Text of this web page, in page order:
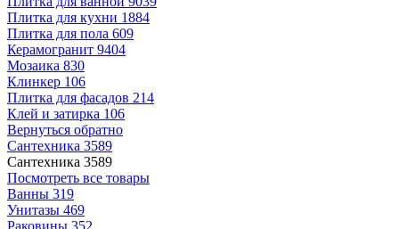
Плитка для кухни 1884
Плитка для пола 609
Керамогранит 9404
Мозаика 830
Клинкер 106
Плитка для фасадов 214
Клей и затирка 106
Вернуться обратно
Сантехника 3589
Сантехника 3589
Посмотреть все товары
Ванны 319
Унитазы 469
Раковины 352